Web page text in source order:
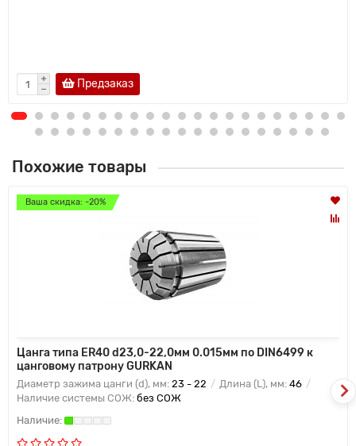
Предзаказ
Похожие товары
Ваша скидка: -20%
Цанга типа ER40 d23,0-22,0мм 0.015мм по DIN6499 к
цанговому патрону GURKAN
Диаметр зажима цанги (d), мм: 23 - 22 Длина (L), мм: 46
Наличие системы СОЖ: без СОЖ